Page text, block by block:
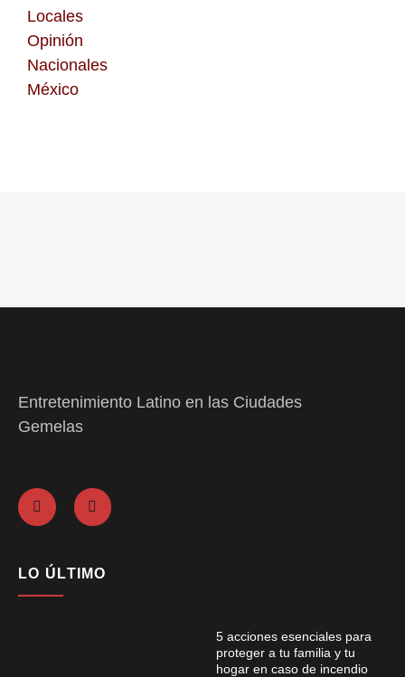
Locales
Opinión
Nacionales
México
Entretenimiento Latino en las Ciudades
Gemelas
LO ÚLTIMO
5 acciones esenciales para
proteger a tu familia y tu
hogar en caso de incendio